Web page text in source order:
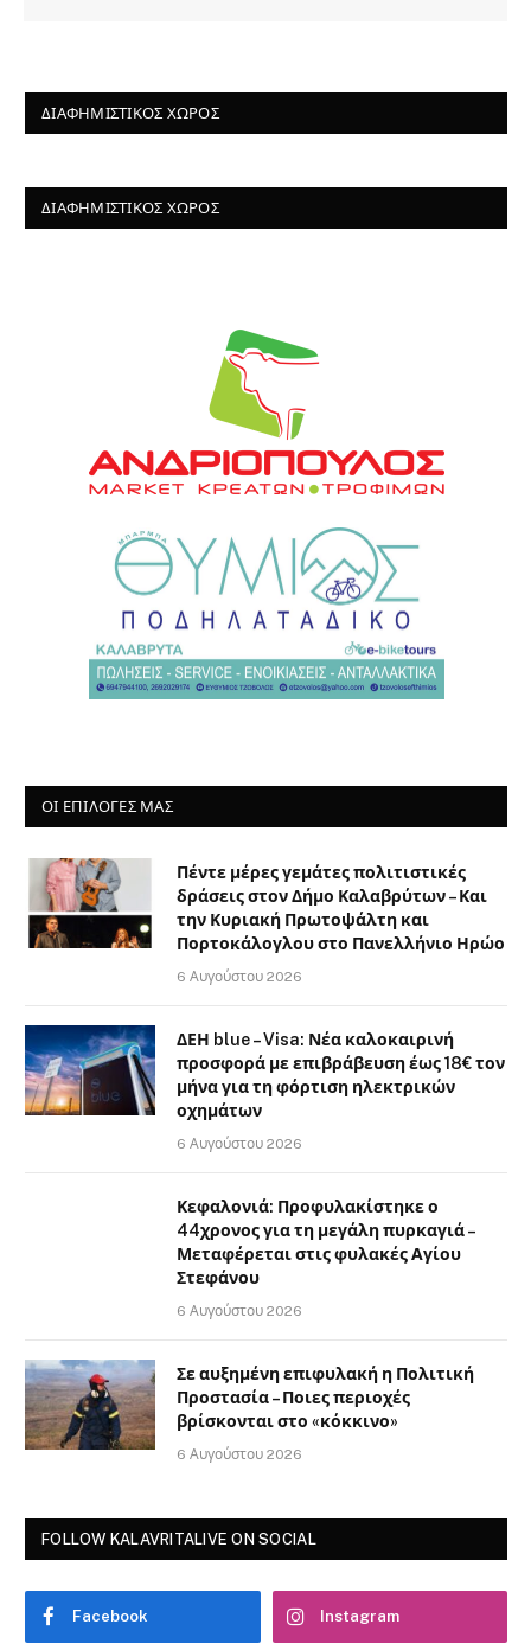
ΔΙΑΦΗΜΙΣΤΙΚΌΣ ΧΏΡΟΣ
ΔΙΑΦΗΜΙΣΤΙΚΌΣ ΧΏΡΟΣ
ΟΙ ΕΠΙΛΟΓΈΣ ΜΑΣ
Πέντε μέρες γεμάτες πολιτιστικές
δράσεις στον Δήμο Καλαβρύτων – Και
την Κυριακή Πρωτοψάλτη και
Πορτοκάλογλου στο Πανελλήνιο Ηρώο
6 Αυγούστου 2026
ΔΕΗ blue – Visa: Νέα καλοκαιρινή
προσφορά με επιβράβευση έως 18€ τον
μήνα για τη φόρτιση ηλεκτρικών
οχημάτων
6 Αυγούστου 2026
Κεφαλονιά: Προφυλακίστηκε ο
44χρονος για τη μεγάλη πυρκαγιά –
Μεταφέρεται στις φυλακές Αγίου
Στεφάνου
6 Αυγούστου 2026
Σε αυξημένη επιφυλακή η Πολιτική
Προστασία – Ποιες περιοχές
βρίσκονται στο «κόκκινο»
6 Αυγούστου 2026
FOLLOW KALAVRITALIVE ON SOCIAL
Facebook Instagram